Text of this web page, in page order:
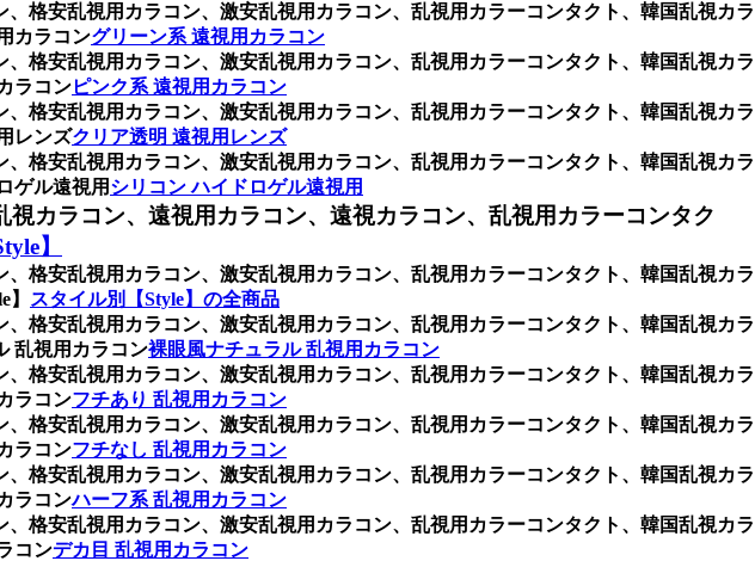
格安乱視用カラコン、激安乱視用カラコン、乱視用カラーコンタクト、韓国乱視カラ
カラコングリーン系 遠視用カラコン
格安乱視用カラコン、激安乱視用カラコン、乱視用カラーコンタクト、韓国乱視カラ
ラコンピンク系 遠視用カラコン
格安乱視用カラコン、激安乱視用カラコン、乱視用カラーコンタクト、韓国乱視カラ
レンズクリア透明 遠視用レンズ
格安乱視用カラコン、激安乱視用カラコン、乱視用カラーコンタクト、韓国乱視カラ
ゲル遠視用 シリコン ハイドロゲル遠視用
カラコン、遠視用カラコン、遠視カラコン、乱視用カラーコンタク
】
格安乱視用カラコン、激安乱視用カラコン、乱視用カラーコンタクト、韓国乱視カラ
スタイル別【Style】の全商品
格安乱視用カラコン、激安乱視用カラコン、乱視用カラーコンタクト、韓国乱視カラ
乱視用カラコン裸眼風ナチュラル 乱視用カラコン
格安乱視用カラコン、激安乱視用カラコン、乱視用カラーコンタクト、韓国乱視カラ
ラコンフチあり 乱視用カラコン
格安乱視用カラコン、激安乱視用カラコン、乱視用カラーコンタクト、韓国乱視カラ
ラコンフチなし 乱視用カラコン
格安乱視用カラコン、激安乱視用カラコン、乱視用カラーコンタクト、韓国乱視カラ
ラコンハーフ系 乱視用カラコン
格安乱視用カラコン、激安乱視用カラコン、乱視用カラーコンタクト、韓国乱視カラ
コンデカ目 乱視用カラコン